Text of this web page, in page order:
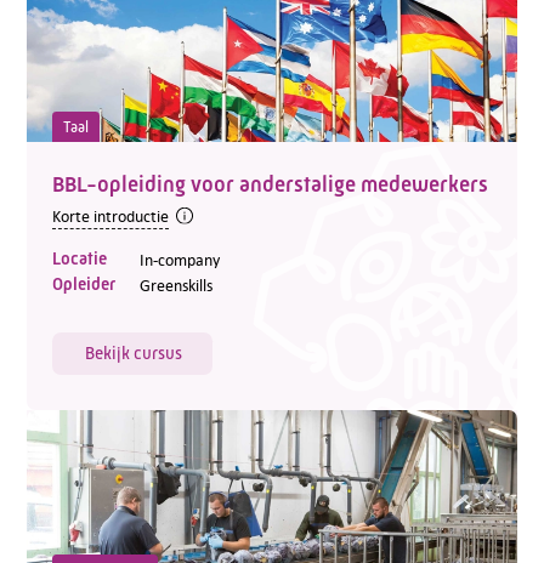
Taal
BBL-opleiding voor anderstalige medewerkers
Korte introductie
Locatie In-company
Opleider Greenskills
Bekijk cursus